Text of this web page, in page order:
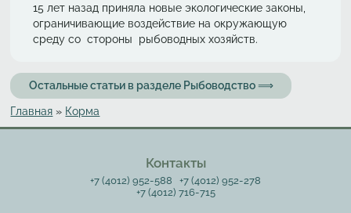
15 лет назад приняла новые экологические законы,
ограничивающие воздействие на окружающую
среду со стороны рыбоводных хозяйств.
Остальные статьи в разделе Рыбоводство ⟹
Вы здесь
Главная » Корма
Контакты
+7 (4012) 952-588
+7 (4012) 952-278
+7 (4012) 716-715